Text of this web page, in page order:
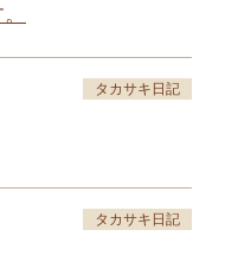
タカサキ日記
タカサキ日記